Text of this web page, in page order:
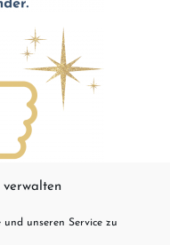
verwalten
und unseren Service zu